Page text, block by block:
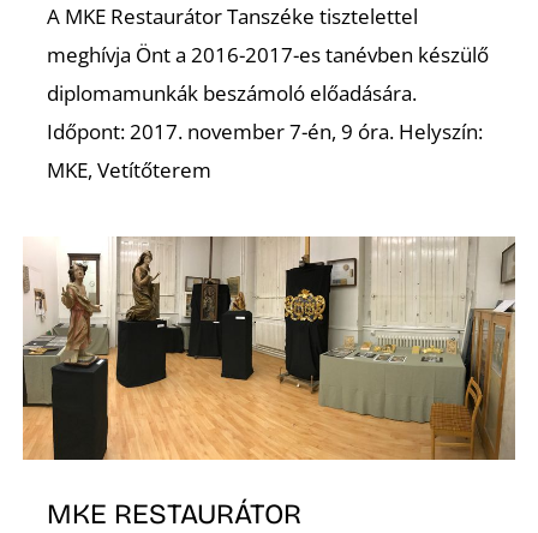
A MKE Restaurátor Tanszéke tisztelettel
meghívja Önt a 2016-2017-es tanévben készülő
diplomamunkák beszámoló előadására.
Időpont: 2017. november 7-én, 9 óra. Helyszín:
MKE, Vetítőterem
MKE RESTAURÁTOR